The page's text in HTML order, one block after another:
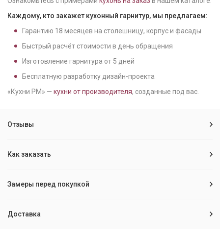
Каждому, кто закажет кухонный гарнитур, мы предлагаем:
Гарантию 18 месяцев на столешницу, корпус и фасады
Быстрый расчёт стоимости в день обращения
Изготовление гарнитура от 5 дней
Бесплатную разработку дизайн-проекта
«Кухни РМ» — кухни от производителя, созданные под вас.
Отзывы
Как заказать
Замеры перед покупкой
Доставка